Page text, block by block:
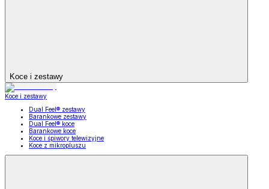
Koce i zestawy
Koce i zestawy
Dual Feel® zestawy
Barankowe zestawy
Dual Feel® koce
Barankowe koce
Koce i śpiwory telewizyjne
Koce z mikropluszu